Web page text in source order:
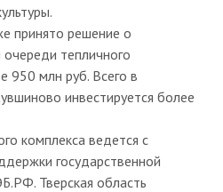
принято решение о
тепличного
950 млн руб. Всего в
инвестируется более
комплекса ведется с
государственной
Тверская область